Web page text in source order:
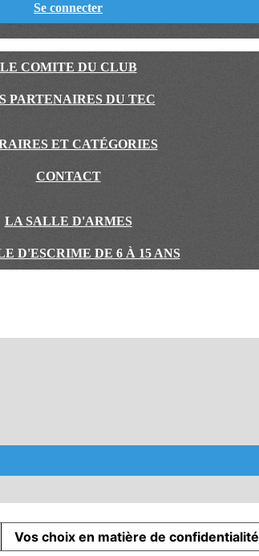
Se connecter
LE COMITE DU CLUB
PARTENAIRES DU TEC
ET CATÉGORIES
CONTACT
LA SALLE D'ARMES
D'ESCRIME DE 6 À 15 ANS
Vos choix en matière de confidentialité